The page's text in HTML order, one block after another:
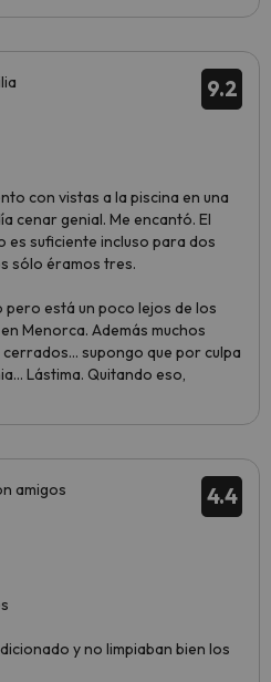
9.2
con vistas a la piscina en una
cenar genial. Me encantó. El
es suficiente incluso para dos
sólo éramos tres.
pero está un poco lejos de los
Menorca. Además muchos
supongo que por culpa
Lástima. Quitando eso,
4.4
amigos
y no limpiaban bien los